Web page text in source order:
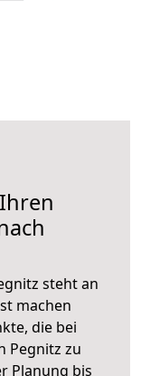
steht an
machen
die bei
Pegnitz zu
Planung bis